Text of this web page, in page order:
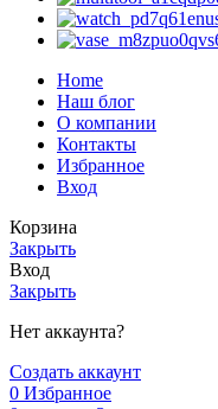
Home
Наш блог
О компании
Контакты
Избранное
Вход
Корзина
Закрыть
Вход
Закрыть
Нет аккаунта?
Создать аккаунт
0 Избранное